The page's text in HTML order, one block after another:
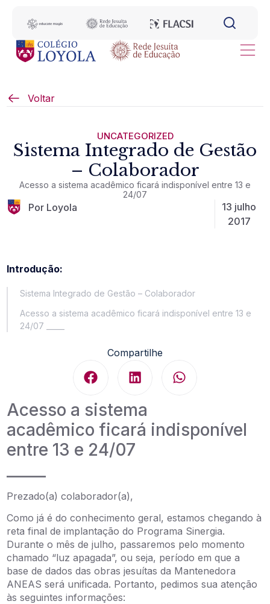
Voltar
UNCATEGORIZED
Sistema Integrado de Gestão
– Colaborador
Acesso a sistema acadêmico ficará indisponível entre 13 e
24/07
Por Loyola
13 julho
2017
Introdução:
Sistema Integrado de Gestão – Colaborador
Acesso a sistema acadêmico ficará indisponível entre 13 e
24/07 _____
Compartilhe
Acesso a sistema
acadêmico ficará indisponível
entre 13 e 24/07
Prezado(a) colaborador(a),
Como já é do conhecimento geral, estamos chegando à
reta final de implantação do Programa Sinergia.
Durante o mês de julho, passaremos pelo momento
chamado “luz apagada”, ou seja, período em que a
base de dados das obras jesuítas da Mantenedora
ANEAS será unificada. Portanto, pedimos sua atenção
às seguintes informações: